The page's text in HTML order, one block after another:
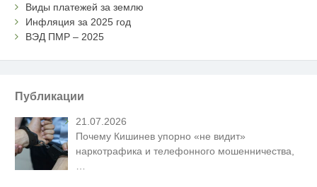
Виды платежей за землю
Инфляция за 2025 год
ВЭД ПМР – 2025
Публикации
21.07.2026
Почему Кишинев упорно «не видит»
наркотрафика и телефонного мошенничества,